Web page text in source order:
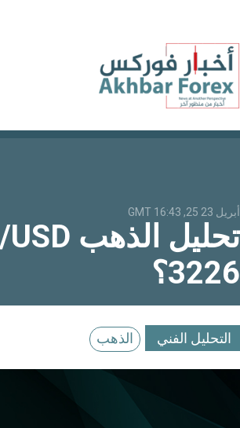
أبريل 23 25, 16:43 GMT
3226؟
التحليل الفني الذهب